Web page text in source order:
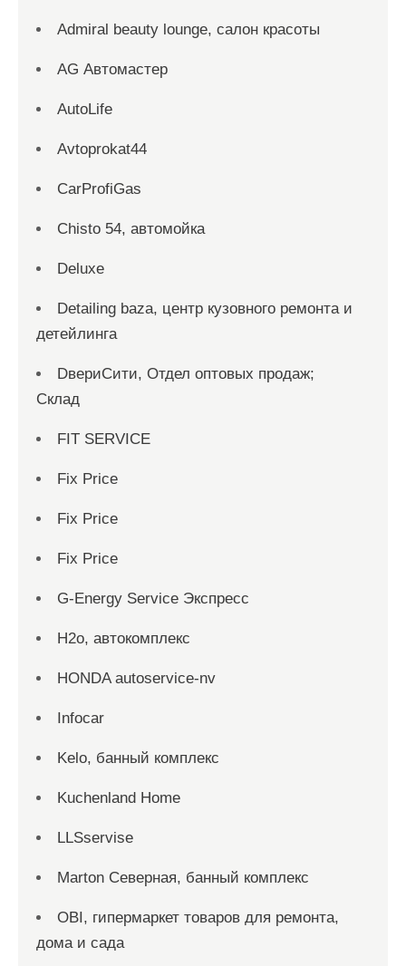
Admiral beauty lounge, салон красоты
AG Автомастер
AutoLife
Avtoprokat44
CarProfiGas
Chisto 54, автомойка
Deluxe
Detailing baza, центр кузовного ремонта и
детейлинга
DвериСити, Отдел оптовых продаж;
Склад
FIT SERVICE
Fix Price
Fix Price
Fix Price
G-Energy Service Экспресс
H2о, автокомплекс
HONDA autoservice-nv
Infocar
Kelo, банный комплекс
Kuchenland Home
LLSservise
Marton Северная, банный комплекс
OBI, гипермаркет товаров для ремонта,
дома и сада